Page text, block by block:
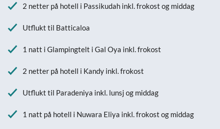
2 netter på hotell i Passikudah inkl. frokost og middag
Utflukt til Batticaloa
1 natt i Glampingtelt i Gal Oya inkl. frokost
2 netter på hotell i Kandy inkl. frokost
Utflukt til Paradeniya inkl. lunsj og middag
1 natt på hotell i Nuwara Eliya inkl. frokost og middag